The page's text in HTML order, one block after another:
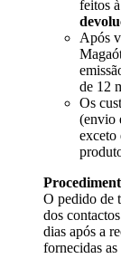
feitos
Após
de 12
Os
(envio
exceto
O pedido de
dos
dias após a
fornecidas